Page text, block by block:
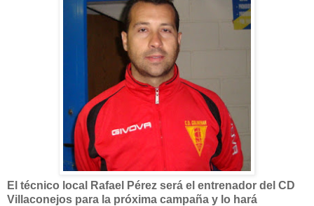
El técnico local Rafael Pérez será el entrenador del CD
Villaconejos para la próxima campaña y lo hará